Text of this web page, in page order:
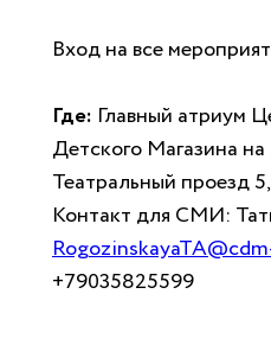
Вход на все
Где: Главный атриум
Детского Магазина
Театральный проезд 5,
Контакт для СМИ:
+79035825599